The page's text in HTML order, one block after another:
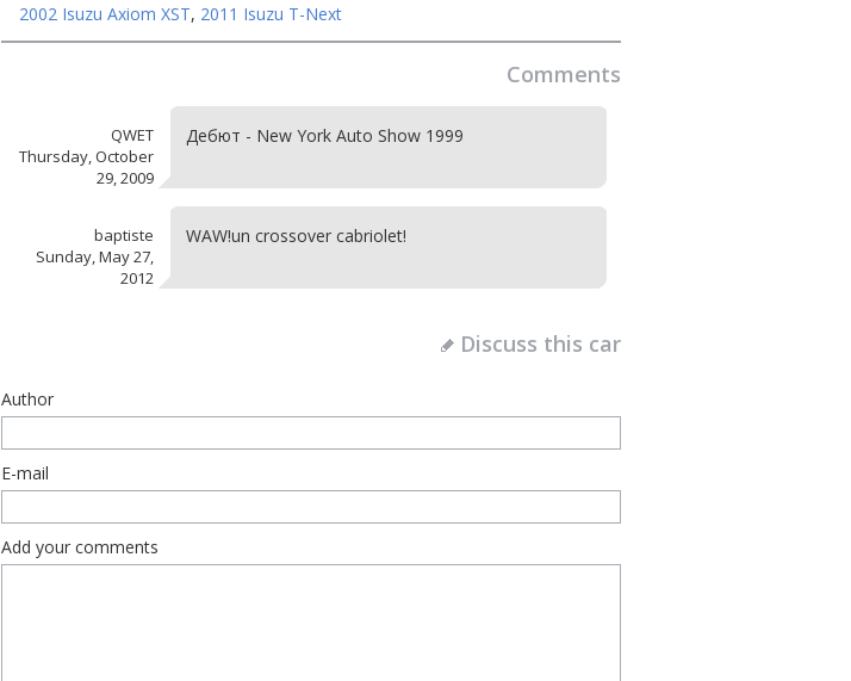
2002 Isuzu Axiom XST, 2011 Isuzu T-Next
Comments
QWET
Thursday, October
29, 2009
Дебют - New York Auto Show 1999
baptiste
Sunday, May 27,
2012
WAW!un crossover cabriolet!
Discuss this car
Author
E-mail
Add your comments